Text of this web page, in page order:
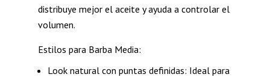
distribuye mejor el aceite y ayuda a controlar el
volumen.
Estilos para Barba Media:
Look natural con puntas definidas: Ideal para